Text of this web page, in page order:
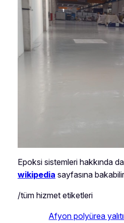
Epoksi sistemleri hakkında
wikipedia sayfasına
/tüm hizmet etiketleri
Afyon polyürea